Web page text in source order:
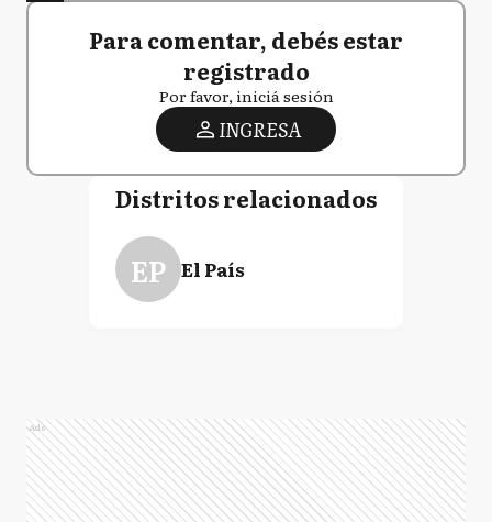
Para comentar, debés estar
registrado
Por favor, iniciá sesión
INGRESA
Distritos relacionados
EP El País
Ads